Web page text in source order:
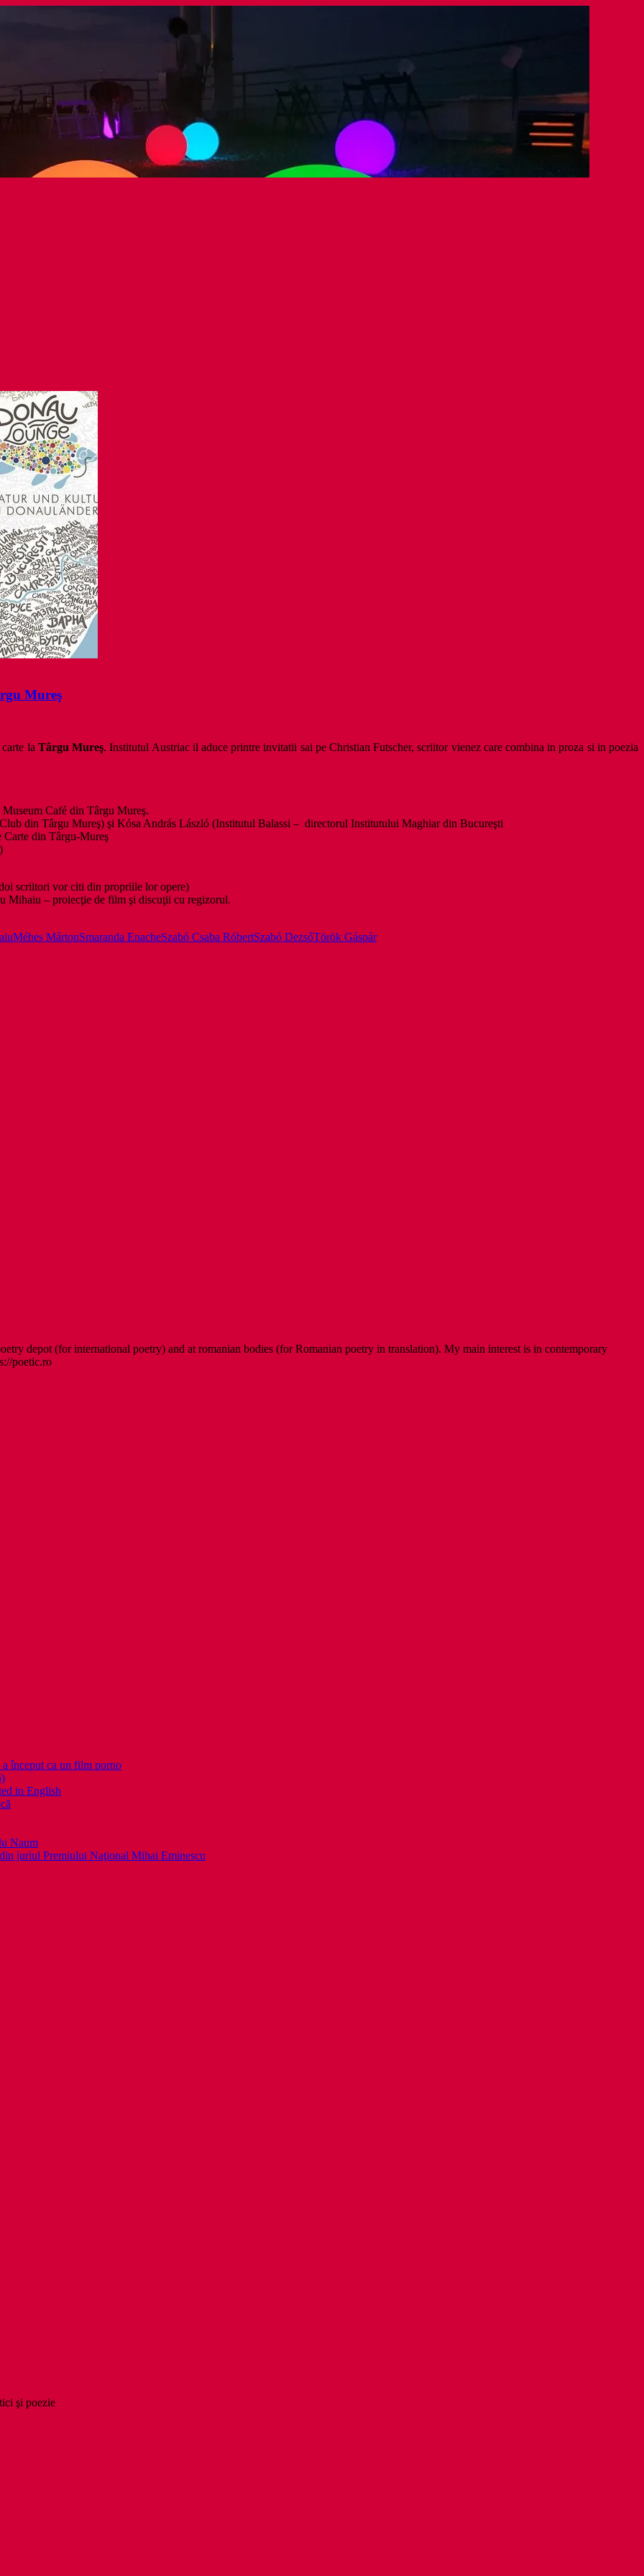
Mureş
la Târgu Mureş. Institutul Austriac il aduce printre invitatii sai pe Christian Futscher, scriitor vienez care combina in proza si in poezia
Café din Târgu Mureş.
din Târgu Mureş) şi Kósa András László (Institutul Balassi – directorul Institutului Maghiar din Bucureşti
Carte din Târgu-Mureş
scriitori vor citi din propriile lor opere)
Mihaiu – proiecţie de film şi discuţii cu regizorul.
Méhes MártonSmaranda EnacheSzabó Csaba RóbertSzabó DezsőTörök Gáspár
depot (for international poetry) and at romanian bodies (for Romanian poetry in translation). My main interest is in contemporary
poetic.ro
început ca un film porno
in English
Naum
juriul Premiului Naţional Mihai Eminescu
şi poezie